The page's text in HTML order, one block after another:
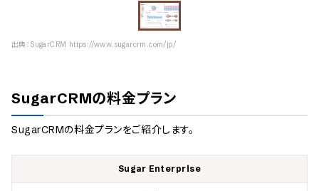
出典： SugarCRM https://www.sugarcrm.com/jp/
SugarCRMの料金プラン
SugarCRMの料金プランをご紹介します。
Sugar Enterprise